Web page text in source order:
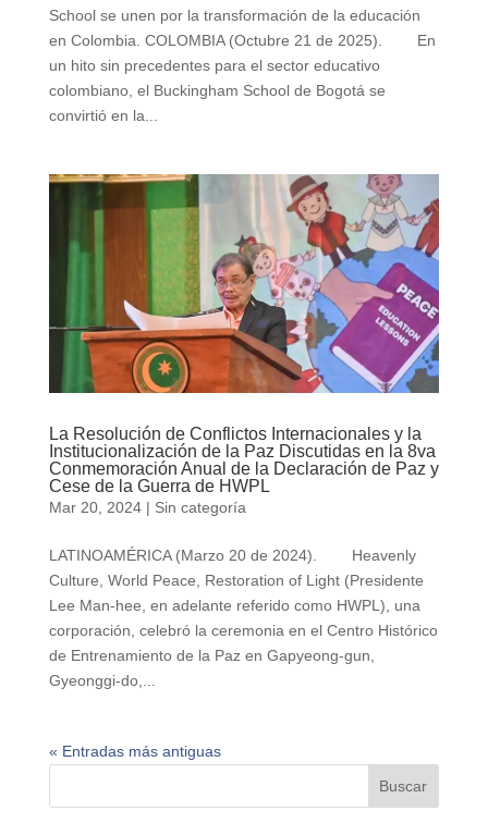
School se unen por la transformación de la educación
en Colombia. COLOMBIA (Octubre 21 de 2025). En
un hito sin precedentes para el sector educativo
colombiano, el Buckingham School de Bogotá se
convirtió en la...
La Resolución de Conflictos Internacionales y la
Institucionalización de la Paz Discutidas en la 8va
Conmemoración Anual de la Declaración de Paz y
Cese de la Guerra de HWPL
Mar 20, 2024| Sin categoría
LATINOAMÉRICA (Marzo 20 de 2024). Heavenly
Culture, World Peace, Restoration of Light (Presidente
Lee Man-hee, en adelante referido como HWPL), una
corporación, celebró la ceremonia en el Centro Histórico
de Entrenamiento de la Paz en Gapyeong-gun,
Gyeonggi-do,...
« Entradas más antiguas